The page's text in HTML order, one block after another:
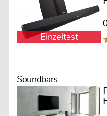
Einzeltest
Soundbars